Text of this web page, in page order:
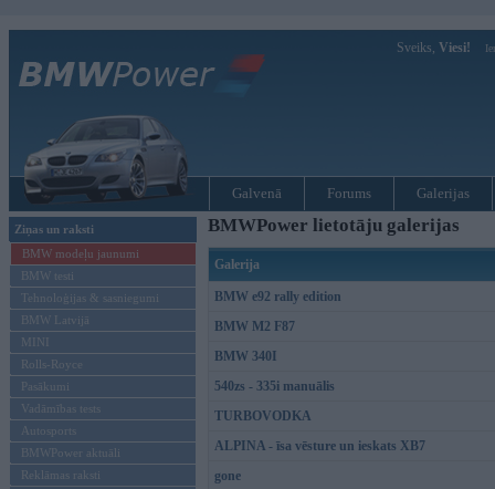
Sveiks, Viesi!
Galvenā Forums Galerijas
Ziņas un raksti
BMW modeļu jaunumi
BMW testi
Tehnoloģijas & sasniegumi
BMW Latvijā
MINI
Rolls-Royce
Pasākumi
Vadāmības tests
Autosports
BMWPower aktuāli
Reklāmas raksti
BMWPower lietotāju galerijas
Galerija
BMW e92 rally edition
BMW M2 F87
BMW 340I
540zs - 335i manuālis
TURBOVODKA
ALPINA - īsa vēsture un ieskats XB7
gone